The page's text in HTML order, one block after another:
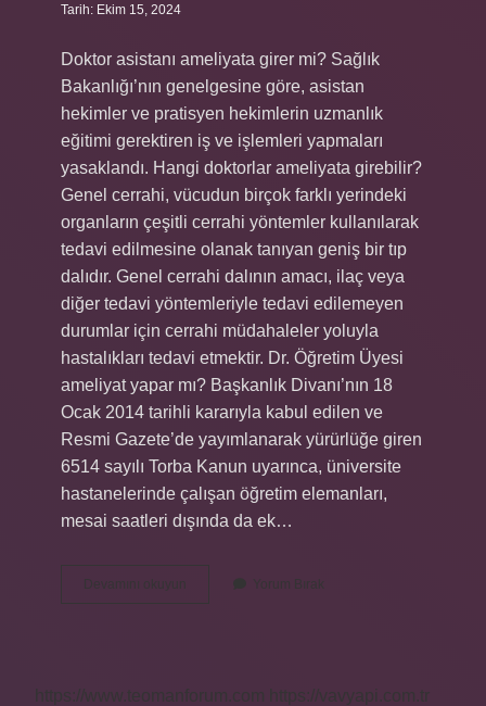
Tarih: Ekim 15, 2024
Doktor asistanı ameliyata girer mi? Sağlık
Bakanlığı’nın genelgesine göre, asistan
hekimler ve pratisyen hekimlerin uzmanlık
eğitimi gerektiren iş ve işlemleri yapmaları
yasaklandı. Hangi doktorlar ameliyata girebilir?
Genel cerrahi, vücudun birçok farklı yerindeki
organların çeşitli cerrahi yöntemler kullanılarak
tedavi edilmesine olanak tanıyan geniş bir tıp
dalıdır. Genel cerrahi dalının amacı, ilaç veya
diğer tedavi yöntemleriyle tedavi edilemeyen
durumlar için cerrahi müdahaleler yoluyla
hastalıkları tedavi etmektir. Dr. Öğretim Üyesi
ameliyat yapar mı? Başkanlık Divanı’nın 18
Ocak 2014 tarihli kararıyla kabul edilen ve
Resmi Gazete’de yayımlanarak yürürlüğe giren
6514 sayılı Torba Kanun uyarınca, üniversite
hastanelerinde çalışan öğretim elemanları,
mesai saatleri dışında da ek…
Devamını okuyun
Asistan
Yorum Bırak
https://www.teomanforum.com
https://vavyapi.com.tr